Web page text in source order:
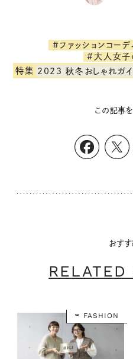
#ファッションコーデ
#大人女子
特集 2023 秋冬おしゃれガイド
この記事
おす
RELATED
FASHION